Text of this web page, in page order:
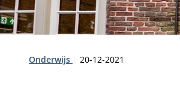
Type:
Onderwijs Publicatiedatum:
20-12-2021